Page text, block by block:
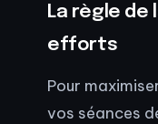
La règle de
efforts
Pour maximiser
vos séances